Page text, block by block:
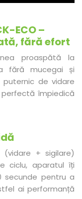
ECO –
fără efort
proaspătă la
fără mucegai și
puternic de vidare
împiedică
+ sigilare)
ciclu, aparatul îți
pentru a
ai performanță